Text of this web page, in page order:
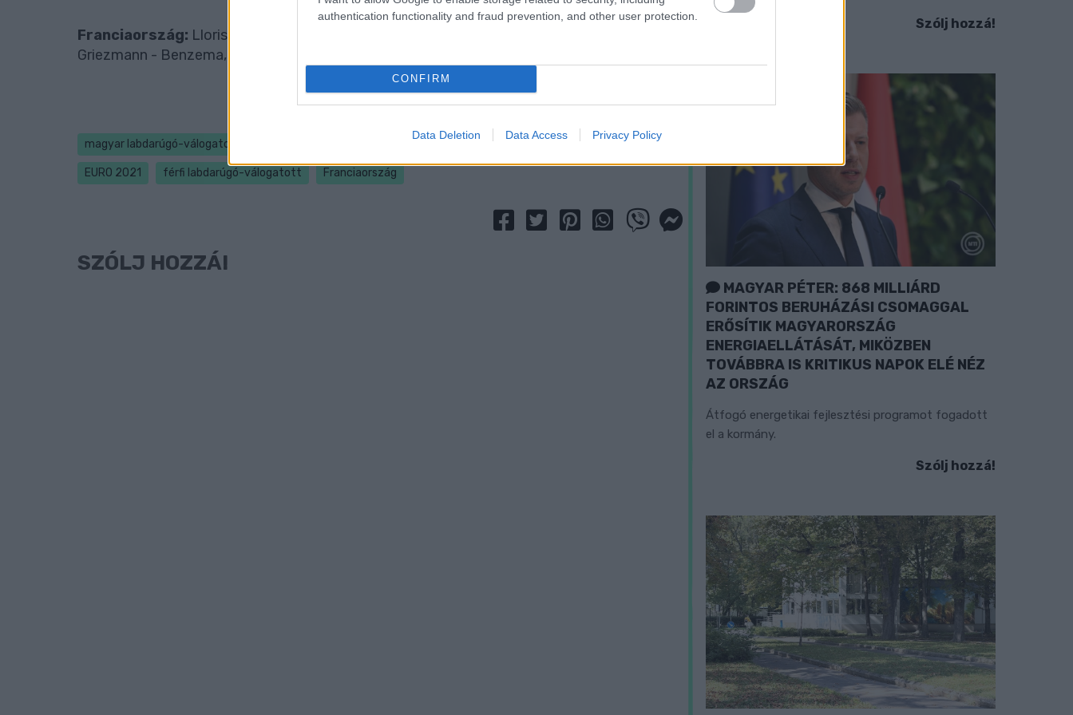
authentication functionality and fraud prevention, and other user protection.
CONFIRM
Data Deletion Data Access Privacy Policy
Franciaország: Lloris - Pavard, Varane, Kimpembe, Hernández - Kanté, Pogba, Rabiot,
Griezmann - Benzema, Mbappé
Címlapfotó: Equipe de France Twitter-oldal
magyar labdarúgó-válogatott Marco Rossi Európa bajnokság
EURO 2021 férfi labdarúgó-válogatott Franciaország
SZÓLJ HOZZÁ!
Szólj hozzá!
MAGYAR PÉTER: 868 MILLIÁRD
FORINTOS BERUHÁZÁSI CSOMAGGAL
ERŐSÍTIK MAGYARORSZÁG
ENERGIAELLÁTÁSÁT, MIKÖZBEN
TOVÁBBRA IS KRITIKUS NAPOK ELÉ NÉZ
AZ ORSZÁG
Átfogó energetikai fejlesztési programot fogadott
el a kormány.
Szólj hozzá!